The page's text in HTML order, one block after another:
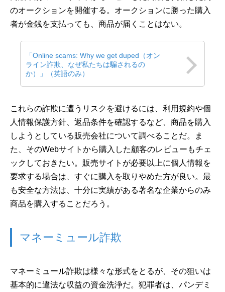
のオークションを開催する。オークションに勝った購入
者が金銭を支払っても、商品が届くことはない。
「Online scams: Why we get duped（オン
ライン詐欺、なぜ私たちは騙されるの
か）」（英語のみ）
これらの詐欺に遭うリスクを避けるには、利用規約や個
人情報保護方針、返品条件を確認するなど、商品を購入
しようとしている販売会社について調べることだ。ま
た、そのWebサイトから購入した顧客のレビューもチェ
ックしておきたい。販売サイトが必要以上に個人情報を
要求する場合は、すぐに購入を取りやめた方が良い。最
も安全な方法は、十分に実績がある著名な企業からのみ
商品を購入することだろう。
マネーミュール詐欺
マネーミュール詐欺は様々な形式をとるが、その狙いは
基本的に違法な収益の資金洗浄だ。犯罪者は、パンデミ